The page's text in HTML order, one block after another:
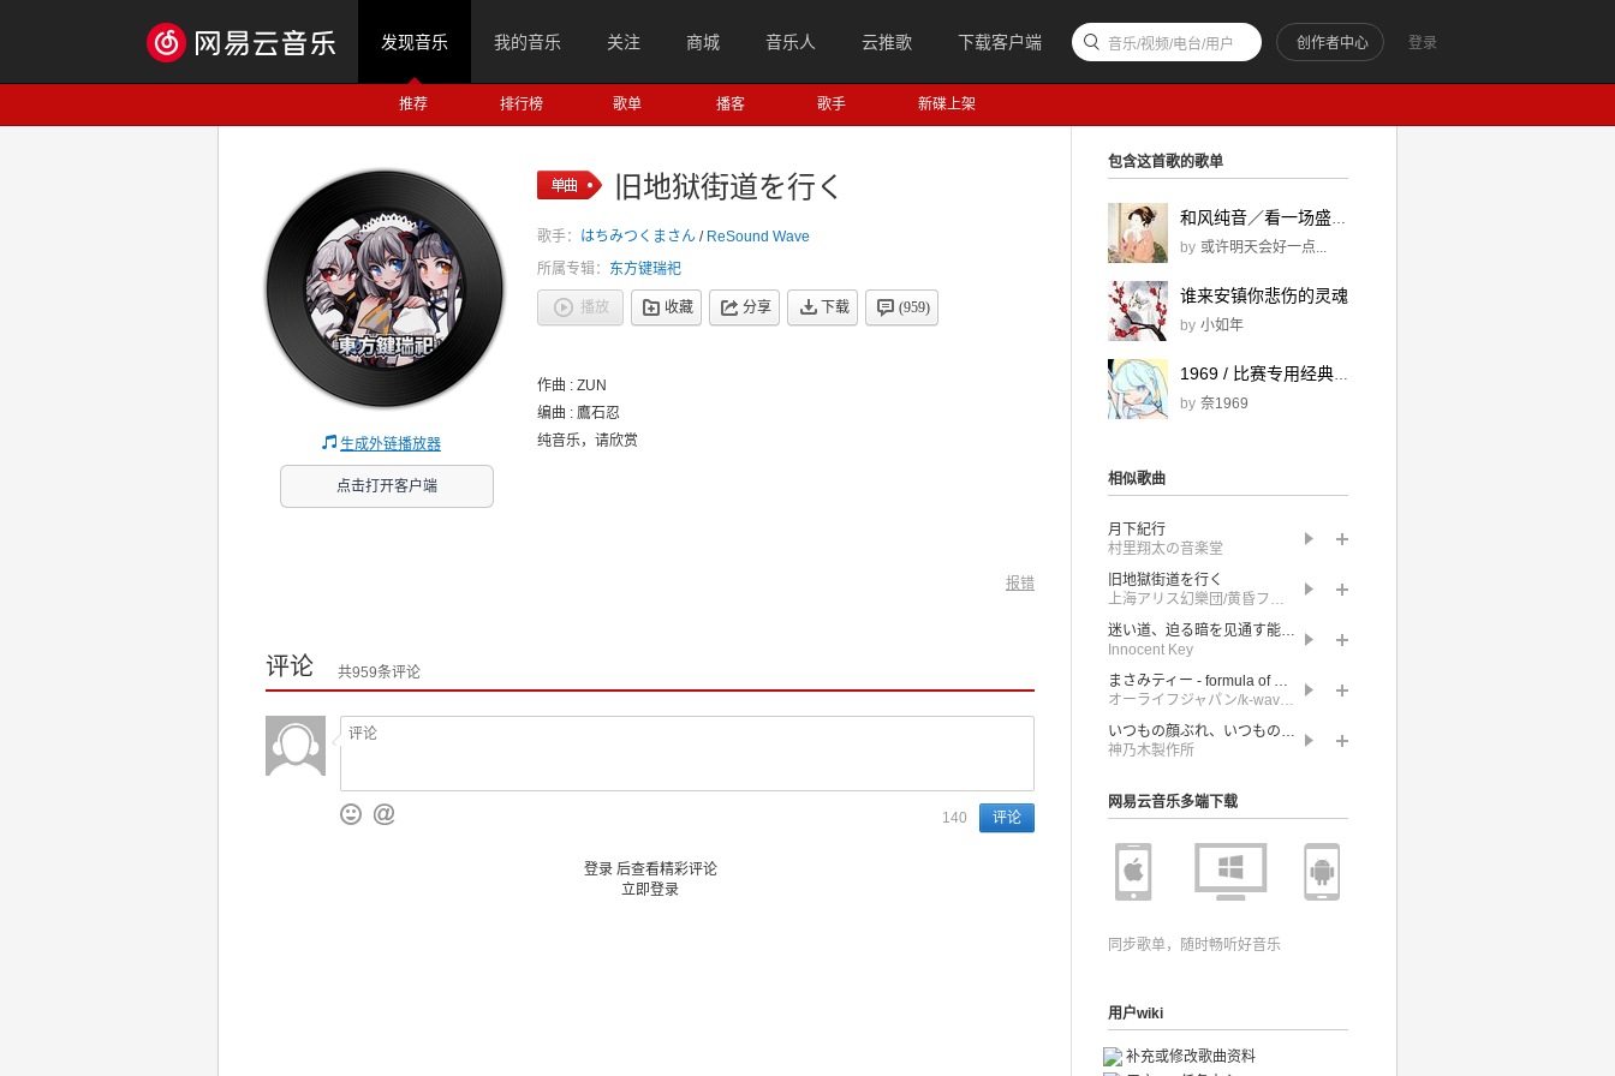
发现音乐 我的音乐 关注 商城 音乐人 云推歌 下载客户端 登录
创作者中心
音乐/视频/电台/用户
推荐 排行榜 歌单 播客 歌手 新碟上架